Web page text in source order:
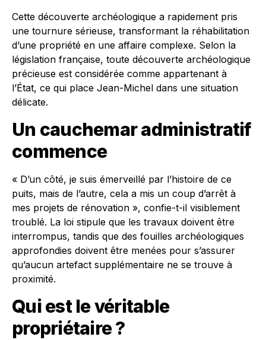
Cette découverte archéologique a rapidement pris
une tournure sérieuse, transformant la réhabilitation
d’une propriété en une affaire complexe. Selon la
législation française, toute découverte archéologique
précieuse est considérée comme appartenant à
l’État, ce qui place Jean-Michel dans une situation
délicate.
Un cauchemar administratif
commence
« D’un côté, je suis émerveillé par l’histoire de ce
puits, mais de l’autre, cela a mis un coup d’arrêt à
mes projets de rénovation », confie-t-il visiblement
troublé. La loi stipule que les travaux doivent être
interrompus, tandis que des fouilles archéologiques
approfondies doivent être menées pour s’assurer
qu’aucun artefact supplémentaire ne se trouve à
proximité.
Qui est le véritable
propriétaire ?